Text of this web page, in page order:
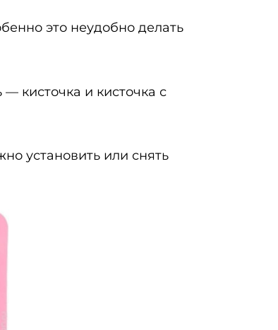
это неудобно делать
кисточка и кисточка с
установить или снять